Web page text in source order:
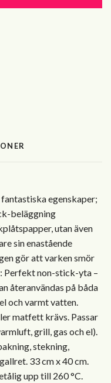
egenskaper;
beläggning
utan även
sin enastående
gör att varken smör
Perfekt non-stick-yta –
återanvändas på båda
och varmt vatten.
matfett krävs. Passar
grill, gas och el).
stekning,
33 cm x 40 cm.
upp till 260 °C.